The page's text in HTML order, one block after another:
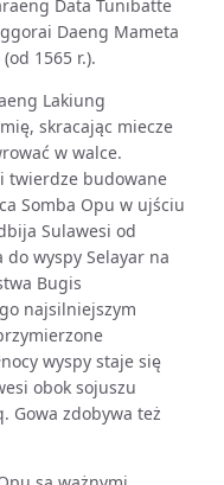
Data Tunibatte
Daeng Mameta
1565 r.).
Lakiung
skracając miecze
w walce.
twierdze budowane
Somba Opu w ujściu
Sulawesi od
do wyspy Selayar na
Bugis
najsilniejszym
wyspy staje się
obok sojuszu
Gowa zdobywa też